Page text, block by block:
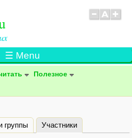
☰ Menu
Полезное
группы Участники